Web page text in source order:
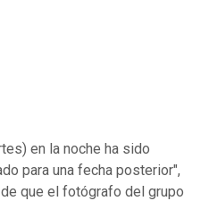
en la noche ha sido
para una fecha posterior",
que el fotógrafo del grupo